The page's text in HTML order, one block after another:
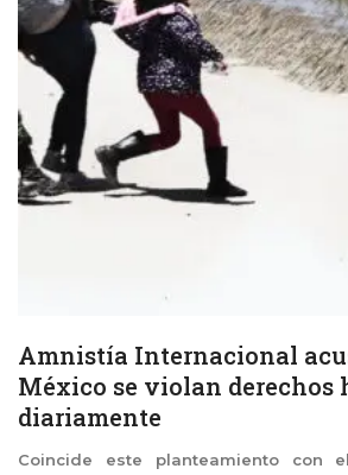
Amnistía Internacional
México se violan derechos
diariamente
Coincide este planteamiento con